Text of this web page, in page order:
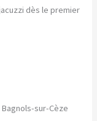
dès le premier
sur-Cèze